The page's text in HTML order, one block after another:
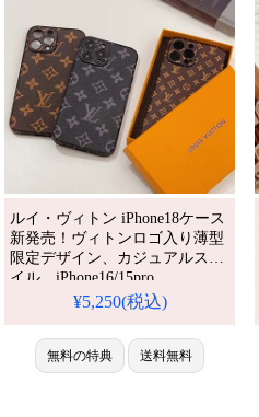
ルイ・ヴィトン iPhone18ケース
新発売！ヴィトンロゴ入り薄型
限定デザイン、カジュアルスタ
イル。iPhone16/15pro
max/15/13promax全機種対応。
ド、耐衝撃＆防水の多機能仕
様。かわいいLVスタイルが流行
り、格安で手に入り、
¥5,250(税込)
無料の特典 送料無料